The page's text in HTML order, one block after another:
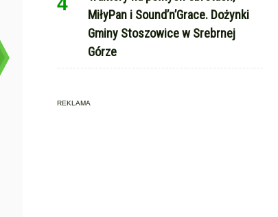
MiłyPan i Sound’n’Grace. Dożynki
Gminy Stoszowice w Srebrnej
Górze
REKLAMA